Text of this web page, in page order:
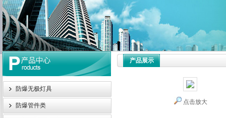
防爆泛光灯
防爆无极灯具
防爆管件类
产品展示
点击放大